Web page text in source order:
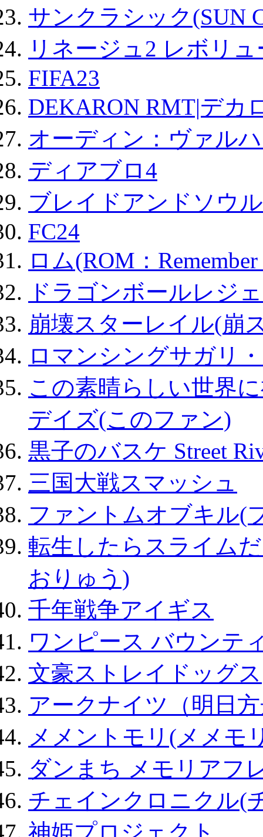
サンクラシック(SUN
リネージュ2 レボリ
FIFA23
DEKARON RMT|デカ
オーディン：ヴァル
ディアブロ4
ブレイドアンドソウ
FC24
ロム(ROM：
ドラゴンボールレジ
崩壊スターレイル(崩
ロマンシングサガリ
この素晴らしい世界
デイズ(このファン)
黒子のバスケ Street
三国大戦スマッシュ
ファントムオブキル(
転生したらスライム
おりゅう)
千年戦争アイギス
ワンピース バウンテ
文豪ストレイドッグス
アークナイツ（明日
メメントモリ(メメモ
ダンまち メモリアフ
チェインクロニクル(